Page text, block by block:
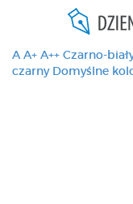
A A+ A++ Czarno-
czarny Domyślne